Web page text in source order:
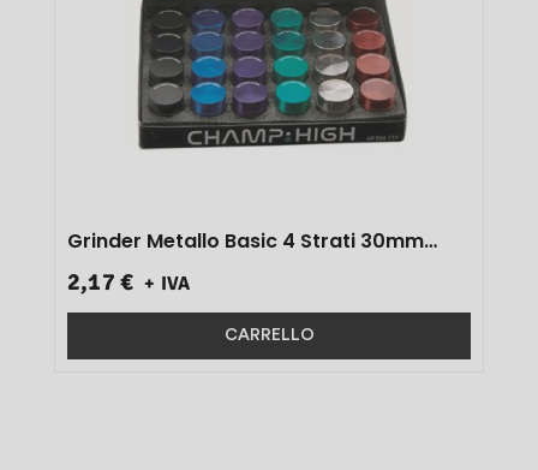
Grinder Metallo Basic 4 Strati 30mm
2,17 € + IVA
CARRELLO